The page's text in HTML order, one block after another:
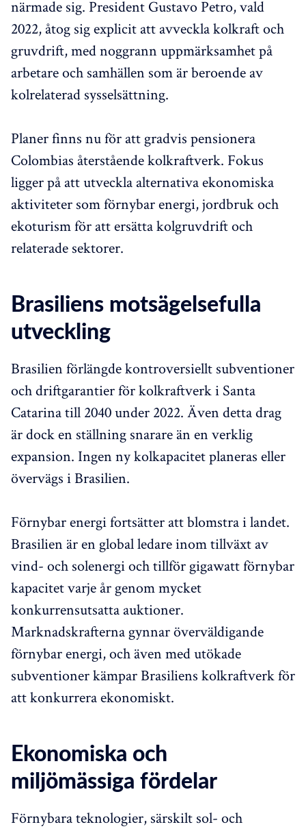
närmade sig. President Gustavo Petro, vald
2022, åtog sig explicit att avveckla kolkraft och
gruvdrift, med noggrann uppmärksamhet på
arbetare och samhällen som är beroende av
kolrelaterad sysselsättning.
Planer finns nu för att gradvis pensionera
Colombias återstående kolkraftverk. Fokus
ligger på att utveckla alternativa ekonomiska
aktiviteter som förnybar energi, jordbruk och
ekoturism för att ersätta kolgruvdrift och
relaterade sektorer.
Brasiliens motsägelsefulla
utveckling
Brasilien förlängde kontroversiellt subventioner
och driftgarantier för kolkraftverk i Santa
Catarina till 2040 under 2022. Även detta drag
är dock en ställning snarare än en verklig
expansion. Ingen ny kolkapacitet planeras eller
övervägs i Brasilien.
Förnybar energi fortsätter att blomstra i landet.
Brasilien är en global ledare inom tillväxt av
vind- och solenergi och tillför gigawatt förnybar
kapacitet varje år genom mycket
konkurrensutsatta auktioner.
Marknadskrafterna gynnar överväldigande
förnybar energi, och även med utökade
subventioner kämpar Brasiliens kolkraftverk för
att konkurrera ekonomiskt.
Ekonomiska och
miljömässiga fördelar
Förnybara teknologier, särskilt sol- och